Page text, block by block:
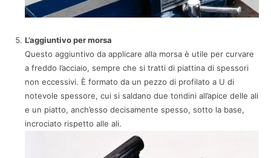
L’aggiuntivo per morsa
Questo aggiuntivo da applicare alla morsa è utile per curvare
a freddo l’acciaio, sempre che si tratti di piattina di spessori
non eccessivi. È formato da un pezzo di profilato a U di
notevole spessore, cui si saldano due tondini all’apice delle ali
e un piatto, anch’esso decisamente spesso, sotto la base,
incrociato rispetto alle ali.